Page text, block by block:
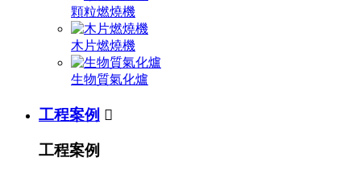
顆粒燃燒機
木片燃燒機
生物質氣化爐
工程案例 
工程案例